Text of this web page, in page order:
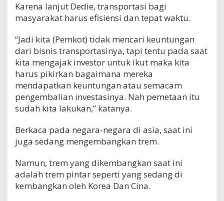
Karena lanjut Dedie, transportasi bagi
masyarakat harus efisiensi dan tepat waktu.
“Jadi kita (Pemkot) tidak mencari keuntungan
dari bisnis transportasinya, tapi tentu pada saat
kita mengajak investor untuk ikut maka kita
harus pikirkan bagaimana mereka
mendapatkan keuntungan atau semacam
pengembalian investasinya. Nah pemetaan itu
sudah kita lakukan,” katanya.
Berkaca pada negara-negara di asia, saat ini
juga sedang mengembangkan trem.
Namun, trem yang dikembangkan saat ini
adalah trem pintar seperti yang sedang di
kembangkan oleh Korea Dan Cina.